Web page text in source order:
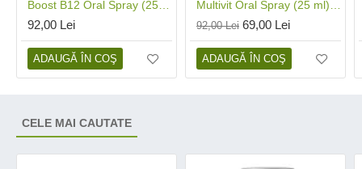
92,00 Lei
ADAUGĂ ÎN COŞ
92,00 Lei 69,00 Lei
ADAUGĂ ÎN COŞ
CELE MAI CAUTATE